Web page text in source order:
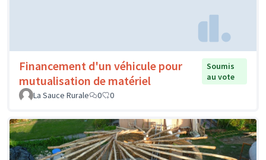
Financement d'un véhicule pour
mutualisation de matériel
Soumis
au vote
La Sauce Rurale
0 0